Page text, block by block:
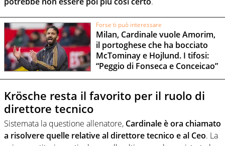
Forse ti può interessare
Milan, Cardinale vuole Amorim,
il portoghese che ha bocciato
McTominay e Hojlund. I tifosi:
“Peggio di Fonseca e Conceicao”
Krösche resta il favorito per il ruolo di
direttore tecnico
Sistemata la questione allenatore, Cardinale è ora chiamato
a risolvere quelle relative al direttore tecnico e al Ceo. La